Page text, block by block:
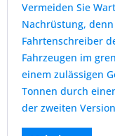
Vermeiden Sie
Nachrüstung,
Fahrtenschreiber
Fahrzeugen im
einem zulässigen
Tonnen durch
der zweiten